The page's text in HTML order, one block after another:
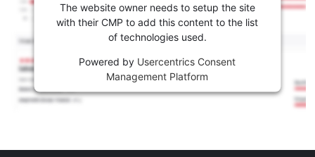
The website owner needs to setup the site
with their CMP to add this content to the list
of technologies used.
Powered by Usercentrics Consent
Management Platform